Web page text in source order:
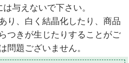
与えないで下さい。
り、白く結晶化したり、商品
つきが生じたりすることがご
問題ございません。